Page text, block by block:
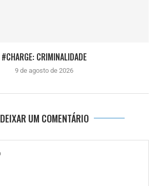
#CHARGE: CRIMINALIDADE
9 de agosto de 2026
DEIXAR UM COMENTÁRIO